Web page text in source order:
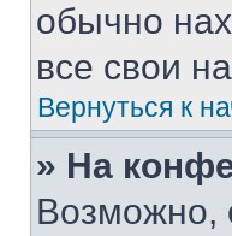
обычно
все свои
Вернуться к
» На
Возможно,